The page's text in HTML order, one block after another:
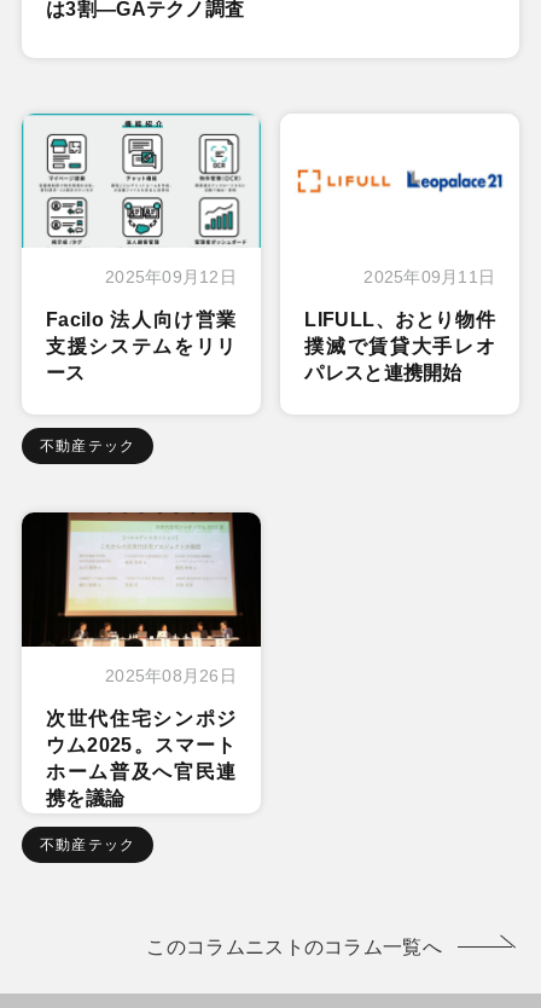
は3割―GAテクノ調査
2025年09月12日
Facilo 法人向け営業
支援システムをリリ
ース
不動産テック
2025年09月11日
LIFULL、おとり物件
撲滅で賃貸大手レオ
パレスと連携開始
2025年08月26日
次世代住宅シンポジ
ウム2025。スマート
ホーム普及へ官民連
携を議論
不動産テック
このコラムニストのコラム一覧へ